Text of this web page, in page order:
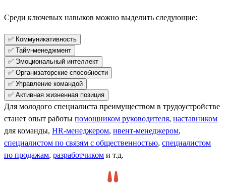
Среди ключевых навыков можно выделить следующие:
✅ Коммуникативность
✅ Тайм-менеджмент
✅ Эмоциональный интеллект
✅ Организаторские способности
✅ Управление командой
✅ Активная жизненная позиция
Для молодого специалиста преимуществом в трудоустройстве
станет опыт работы помощником руководителя, наставником
для команды, HR-менеджером, ивент-менеджером,
специалистом по связям с общественностью, специалистом
по продажам, разработчиком и т.д.